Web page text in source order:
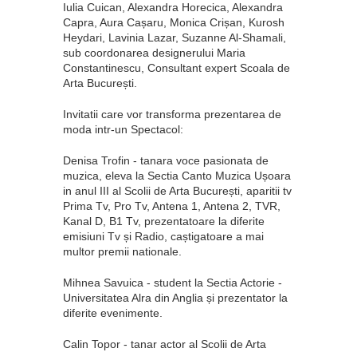
Iulia Cuican, Alexandra Horecica, Alexandra
Capra, Aura Cașaru, Monica Crișan, Kurosh
Heydari, Lavinia Lazar, Suzanne Al-Shamali,
sub coordonarea designerului Maria
Constantinescu, Consultant expert Scoala de
Arta București.
Invitatii care vor transforma prezentarea de
moda intr-un Spectacol:
Denisa Trofin - tanara voce pasionata de
muzica, eleva la Sectia Canto Muzica Ușoara
in anul III al Scolii de Arta București, aparitii tv
Prima Tv, Pro Tv, Antena 1, Antena 2, TVR,
Kanal D, B1 Tv, prezentatoare la diferite
emisiuni Tv și Radio, caștigatoare a mai
multor premii nationale.
Mihnea Savuica - student la Sectia Actorie -
Universitatea Alra din Anglia și prezentator la
diferite evenimente.
Calin Topor - tanar actor al Scolii de Arta